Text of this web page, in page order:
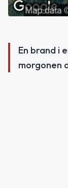
En brand i
morgonen